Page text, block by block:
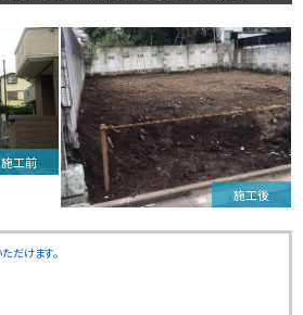
施工前
施工後
だけます。